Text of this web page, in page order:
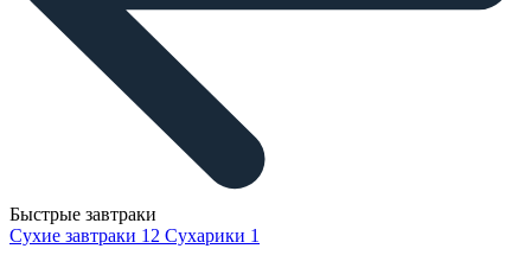
Быстрые завтраки
Сухие завтраки 12 Сухарики 1